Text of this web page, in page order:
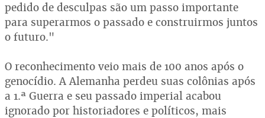
pedido de desculpas são um passo importante
para superarmos o passado e construirmos juntos
o futuro."
O reconhecimento veio mais de 100 anos após o
genocídio. A Alemanha perdeu suas colônias após
a 1.ª Guerra e seu passado imperial acabou
ignorado por historiadores e políticos, mais